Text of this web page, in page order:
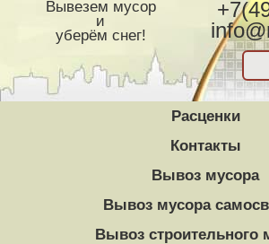
Вывезем мусор
и
уберём снег!
Расценки
Контакты
Вывоз мусора
Вывоз мусора
Вывоз строительного